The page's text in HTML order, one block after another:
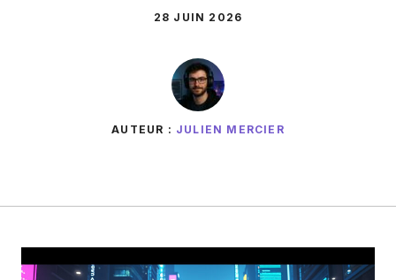
28 JUIN 2026
AUTEUR : JULIEN MERCIER